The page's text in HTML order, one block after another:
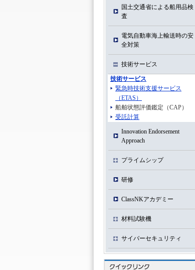
国土交通省による船用品検
査
電気自動車海上輸送時の安
全対策
技術サービス
技術サービス
緊急時技術支援サービス
（ETAS）
船舶状態評価鑑定（CAP）
受託計算
Innovation Endorsement
Approach
プライムシップ
研修
ClassNKアカデミー
材料試験機
サイバーセキュリティ